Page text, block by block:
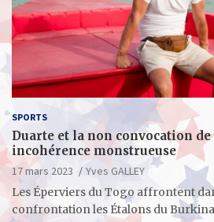
SPORTS
Duarte et la non convocation
incohérence monstrueuse
17 mars 2023
Yves GALLEY
Les Éperviers du Togo affrontent
confrontation les Étalons du Burkina